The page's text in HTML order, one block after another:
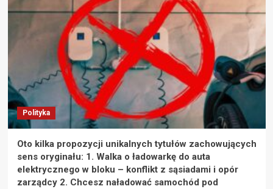
Polityka
Oto kilka propozycji unikalnych tytułów zachowujących
sens oryginału: 1. Walka o ładowarkę do auta
elektrycznego w bloku – konflikt z sąsiadami i opór
zarządcy 2. Chcesz naładować samochód pod